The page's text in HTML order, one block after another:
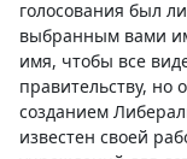
голосования был
выбранным вами
имя, чтобы все
правительству, но
созданием
известен своей